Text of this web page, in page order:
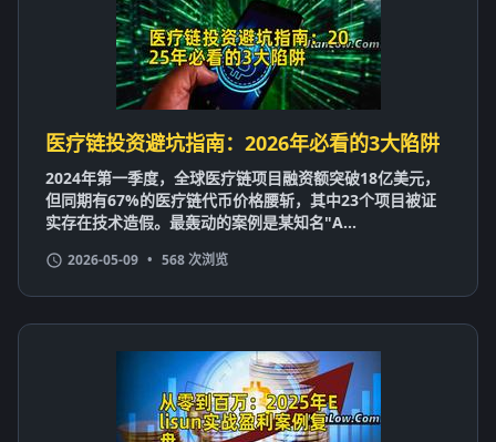
医疗链投资避坑指南：2026年必看的3大陷阱
2024年第一季度，全球医疗链项目融资额突破18亿美元，
但同期有67%的医疗链代币价格腰斩，其中23个项目被证
实存在技术造假。最轰动的案例是某知名"A...
2026-05-09 • 568 次浏览